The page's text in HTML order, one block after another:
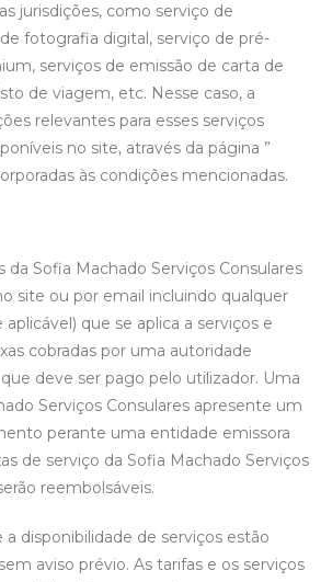
jurisdições, como serviço de
fotografia digital, serviço de pré-
serviços de emissão de carta de
de viagem, etc. Nesse caso, a
relevantes para esses serviços
no site, através da página ”
às condições mencionadas.
da Sofia Machado Serviços Consulares
site ou por email incluindo qualquer
que se aplica a serviços e
cobradas por uma autoridade
deve ser pago pelo utilizador. Uma
Serviços Consulares apresente um
perante uma entidade emissora
de serviço da Sofia Machado Serviços
reembolsáveis.
a disponibilidade de serviços estão
aviso prévio. As tarifas e os serviços